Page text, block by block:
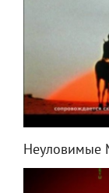
Неуловимые